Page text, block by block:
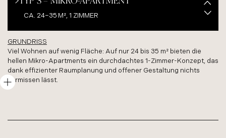
CA. 24–35 M², 1 ZIMMER
TYP M – STUDIO-APARTMENT
CA. 40 M², 1,5–2 ZIMMER
GRUNDRISS
Viel Wohnen auf wenig Fläche: Auf nur 24 bis 35 m² bieten die
hellen Mikro-Apartments ein durchdachtes 1-Zimmer-Konzept, das
dank effizienter Raumplanung und offener Gestaltung nichts
vermissen lässt.